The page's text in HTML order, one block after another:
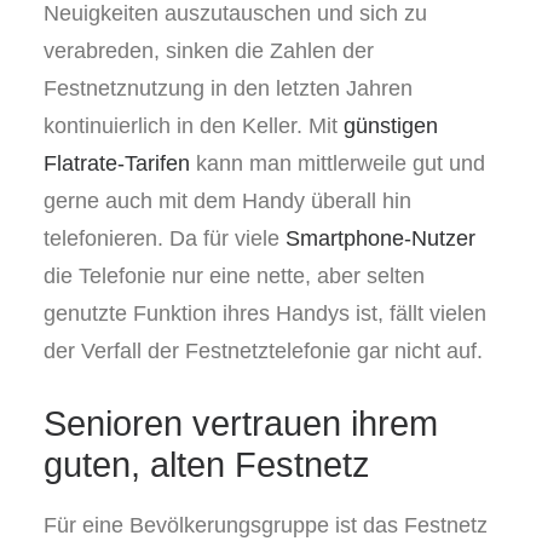
Neuigkeiten auszutauschen und sich zu
verabreden, sinken die Zahlen der
Festnetznutzung in den letzten Jahren
kontinuierlich in den Keller. Mit günstigen
Flatrate-Tarifen kann man mittlerweile gut und
gerne auch mit dem Handy überall hin
telefonieren. Da für viele Smartphone-Nutzer
die Telefonie nur eine nette, aber selten
genutzte Funktion ihres Handys ist, fällt vielen
der Verfall der Festnetztelefonie gar nicht auf.
Senioren vertrauen ihrem
guten, alten Festnetz
Für eine Bevölkerungsgruppe ist das Festnetz